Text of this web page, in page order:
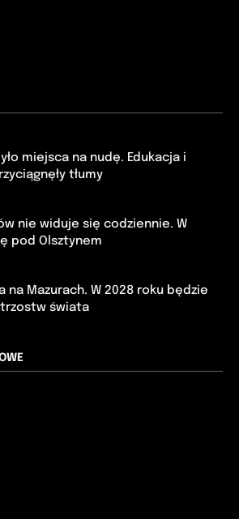
miejsca na nudę. Edukacja i
tłumy
nie widuje się codziennie. W
pod Olsztynem
na Mazurach. W 2028 roku będzie
świata